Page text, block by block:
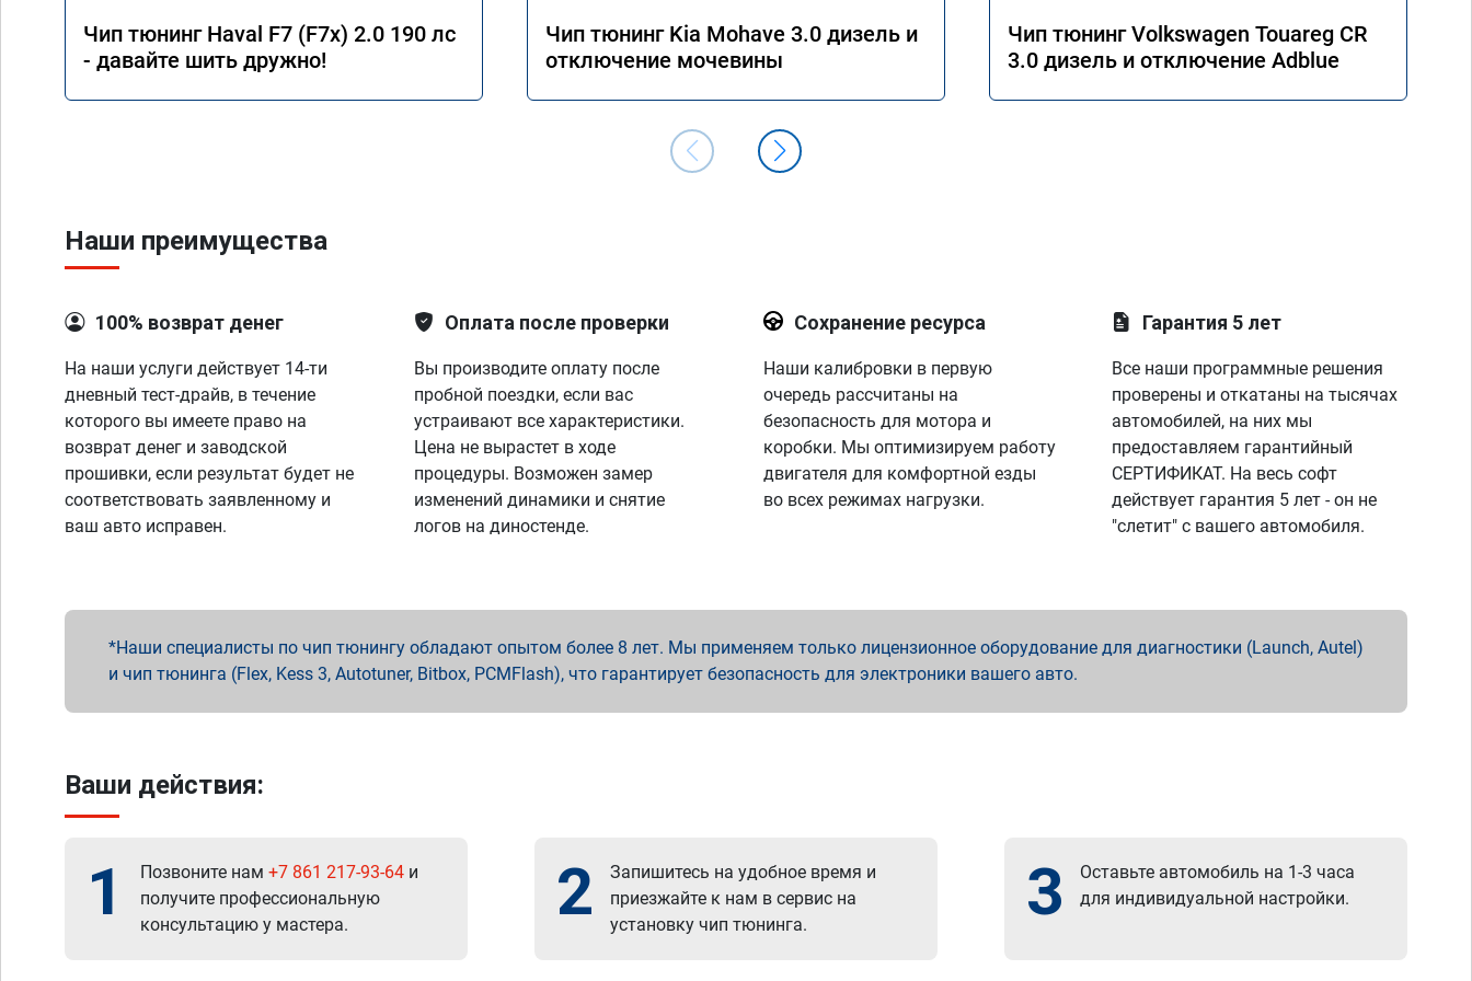
Чип тюнинг Haval F7 (F7x) 2.0 190 лс
- давайте шить дружно!
Чип тюнинг Kia Mohave 3.0 дизель и
отключение мочевины
Чип тюнинг Volkswagen Touareg CR
3.0 дизель и отключение Adblue
Наши преимущества
100% возврат денег
На наши услуги действует 14-ти
дневный тест-драйв, в течение
которого вы имеете право на
возврат денег и заводской
прошивки, если результат будет не
соответствовать заявленному и
ваш авто исправен.
Оплата после проверки
Вы производите оплату после
пробной поездки, если вас
устраивают все характеристики.
Цена не вырастет в ходе
процедуры. Возможен замер
изменений динамики и снятие
логов на диностенде.
Сохранение ресурса
Наши калибровки в первую
очередь рассчитаны на
безопасность для мотора и
коробки. Мы оптимизируем работу
двигателя для комфортной езды
во всех режимах нагрузки.
Гарантия 5 лет
Все наши программные решения
проверены и откатаны на тысячах
автомобилей, на них мы
предоставляем гарантийный
СЕРТИФИКАТ. На весь софт
действует гарантия 5 лет - он не
"слетит" с вашего автомобиля.
Наши специалисты по чип тюнингу обладают опытом более 8 лет. Мы применяем только лицензионное оборудование для диагностики (Launch, Autel)
и чип тюнинга (Flex, Kess 3, Autotuner, Bitbox, PCMFlash), что гарантирует безопасность для электроники вашего авто.
Ваши действия:
1 Позвоните нам +7 861 217-93-64 и
получите профессиональную
консультацию у мастера.
2
Запишитесь на удобное время и
приезжайте к нам в сервис на
установку чип тюнинга.
3
Оставьте автомобиль на 1-3 часа
для индивидуальной настройки.